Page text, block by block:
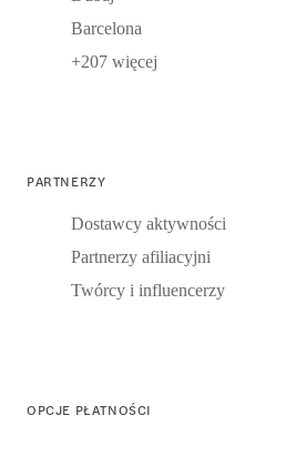
Barcelona
+207 więcej
PARTNERZY
Dostawcy aktywności
Partnerzy afiliacyjni
Twórcy i influencerzy
OPCJE PŁATNOŚCI